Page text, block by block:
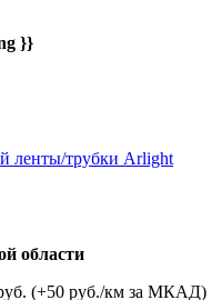
}}
ленты/трубки Arlight
области
(+50 руб./км за МКАД)